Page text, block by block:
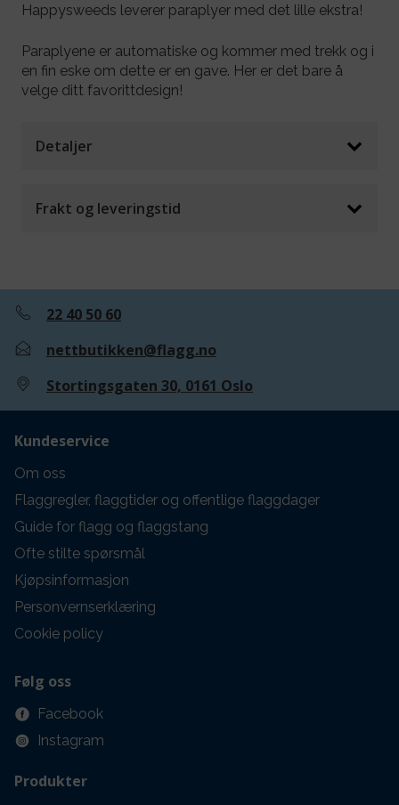
Happysweeds leverer paraplyer med det lille ekstra!
Paraplyene er automatiske og kommer med trekk og i
en fin eske om dette er en gave. Her er det bare å
velge ditt favorittdesign!
Detaljer
Frakt og leveringstid
22 40 50 60
nettbutikken@flagg.no
Stortingsgaten 30, 0161 Oslo
Kundeservice
Om oss
Flaggregler, flaggtider og offentlige flaggdager
Guide for flagg og flaggstang
Ofte stilte spørsmål
Kjøpsinformasjon
Personvernserklæring
Cookie policy
Følg oss
Facebook
Instagram
Produkter